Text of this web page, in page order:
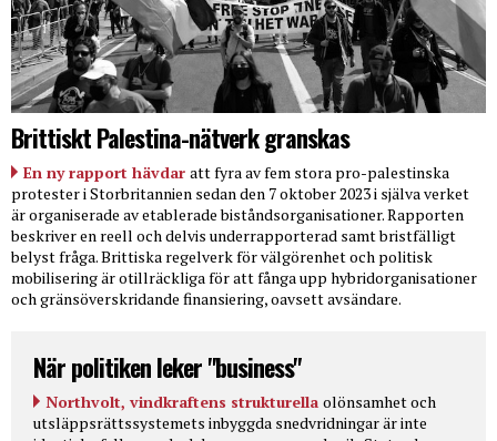
Brittiskt Palestina-nätverk granskas
En ny rapport hävdar att fyra av fem stora pro-palestinska
protester i Storbritannien sedan den 7 oktober 2023 i själva verket
är organiserade av etablerade biståndsorganisationer. Rapporten
beskriver en reell och delvis underrapporterad samt bristfälligt
belyst fråga. Brittiska regelverk för välgörenhet och politisk
mobilisering är otillräckliga för att fånga upp hybridorganisationer
och gränsöverskridande finansiering, oavsett avsändare.
När politiken leker "business"
Northvolt, vindkraftens strukturella olönsamhet och
utsläppsrättssystemets inbyggda snedvridningar är inte